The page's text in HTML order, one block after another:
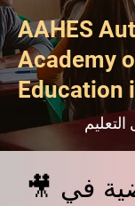
AAHES
Academy
Education
🎥 جولة افتراضية في